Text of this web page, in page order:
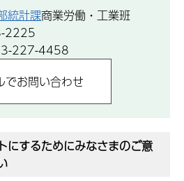
統計課商業労働・工業班
2225
227-4458
にするためにみなさまのご意